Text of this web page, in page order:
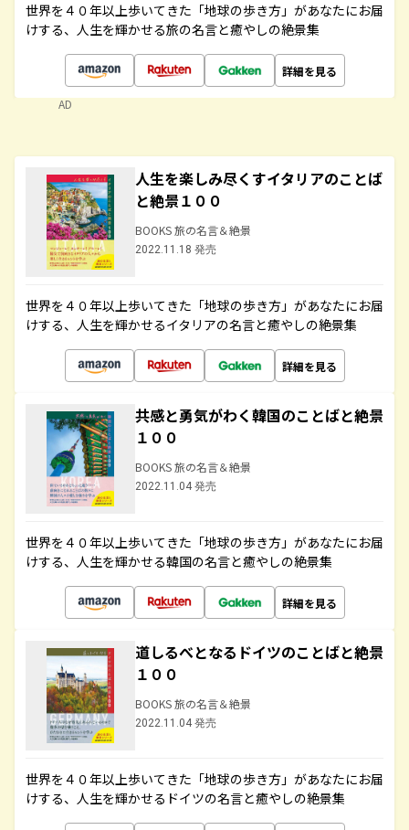
世界を４０年以上歩いてきた「地球の歩き方」があなたにお届
けする、人生を輝かせる旅の名言と癒やしの絶景集
詳細を見る
AD
人生を楽しみ尽くすイタリアのことば
と絶景１００
BOOKS 旅の名言＆絶景
2022.11.18 発売
世界を４０年以上歩いてきた「地球の歩き方」があなたにお届
けする、人生を輝かせるイタリアの名言と癒やしの絶景集
詳細を見る
共感と勇気がわく韓国のことばと絶景
１００
BOOKS 旅の名言＆絶景
2022.11.04 発売
世界を４０年以上歩いてきた「地球の歩き方」があなたにお届
けする、人生を輝かせる韓国の名言と癒やしの絶景集
詳細を見る
道しるべとなるドイツのことばと絶景
１００
BOOKS 旅の名言＆絶景
2022.11.04 発売
世界を４０年以上歩いてきた「地球の歩き方」があなたにお届
けする、人生を輝かせるドイツの名言と癒やしの絶景集